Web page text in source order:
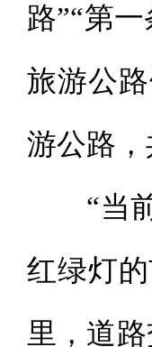
路”“第
旅游公
游公路
“当前
红绿灯
里，道